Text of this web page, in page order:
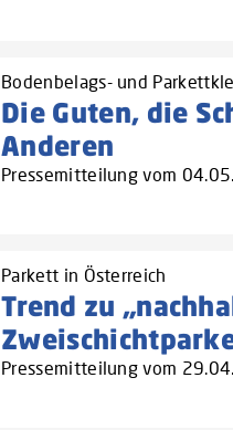
Bodenbelags- und
Die Guten, die
Anderen
Pressemitteilung vom
Parkett in Österreich
Trend zu
Pressemitteilung vom